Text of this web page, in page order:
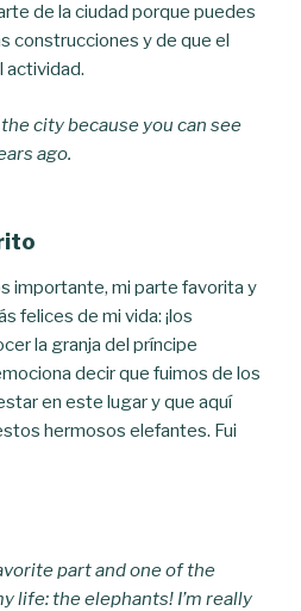
de la ciudad porque puedes
construcciones y de que el
actividad.
city because you can see
ago.
importante, mi parte favorita y
felices de mi vida: ¡los
la granja del príncipe
decir que fuimos de los
en este lugar y que aquí
hermosos elefantes. Fui
part and one of the
life: the elephants! I’m really